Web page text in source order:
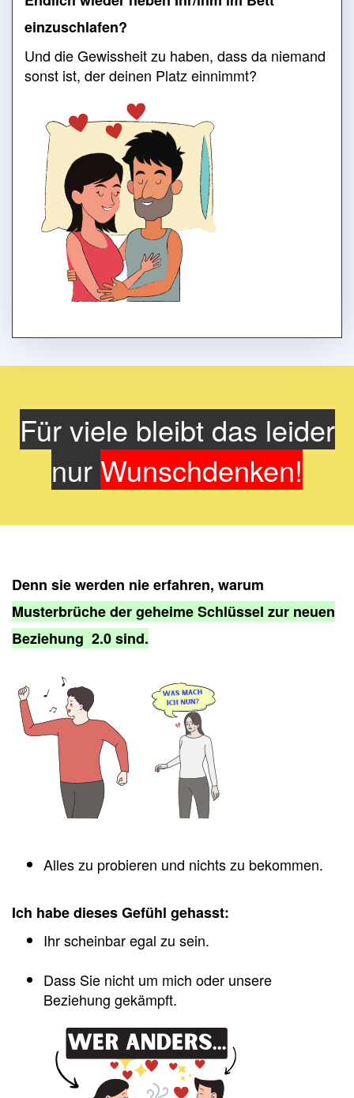
einzuschlafen?
Und die Gewissheit zu haben, dass da niemand
sonst ist, der deinen Platz einnimmt?
Für viele bleibt das leider
nurWunschdenken!
Denn sie werden nie erfahren, warum
Musterbrüche der geheime Schlüssel zur neuen
Beziehung 2.0 sind.
Alles zu probieren und nichts zu bekommen.
Ich habe dieses Gefühl gehasst:
Ihr scheinbar egal zu sein.
Dass Sie nicht um mich oder unsere
Beziehung gekämpft.